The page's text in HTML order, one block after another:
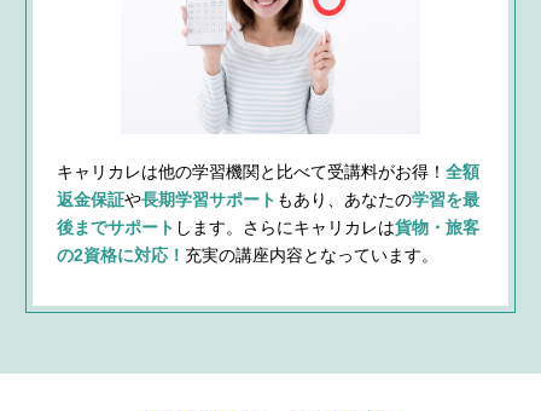
キャリカレは他の学習機関と比べて受講料がお得！ 全額
返金保証や長期学習サポート もあり、あなたの学習を最
後までサポート します。さらにキャリカレは貨物・旅客
の2資格に対応！ 充実の講座内容となっています。